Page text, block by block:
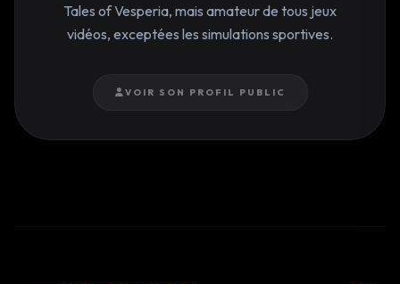
Tales of Vesperia, mais amateur de tous jeux
vidéos, exceptées les simulations sportives.
VOIR SON PROFIL PUBLIC